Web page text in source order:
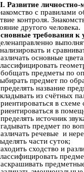
Развитие
с правилами
контроля.
другого человека.
требования к
и
основные
предметы по
предмет по
название
из счётных
в схеме
в
источник
предмет по
речевые и
части суток;
сходство и